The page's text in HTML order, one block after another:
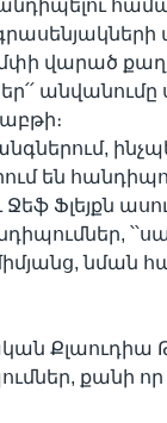
վարած
են
Ֆլեյքն
նման
Քլաուդիա
քանի